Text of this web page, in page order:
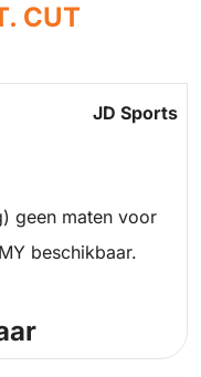
CUT
JD Sports
geen maten voor
beschikbaar.